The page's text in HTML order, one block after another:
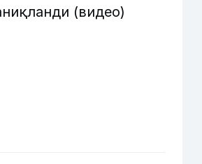
(видео)